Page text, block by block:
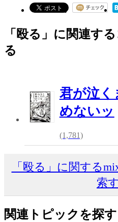
「殴る」に関連す
る
君が泣く
めないッ
(1,781)
「殴る」に関する
索
関連トピックを探す